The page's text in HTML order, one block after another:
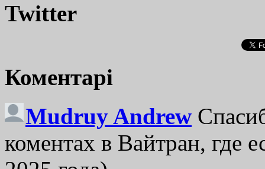
Twitter
Коментарі
Mudruy Andrew
коментах в Вайтран, где